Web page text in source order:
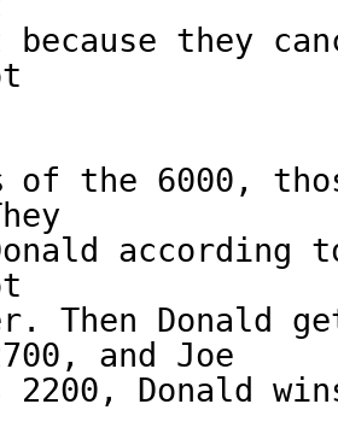
they
of the 6000,
according to
Then Donald
and Joe
Donald